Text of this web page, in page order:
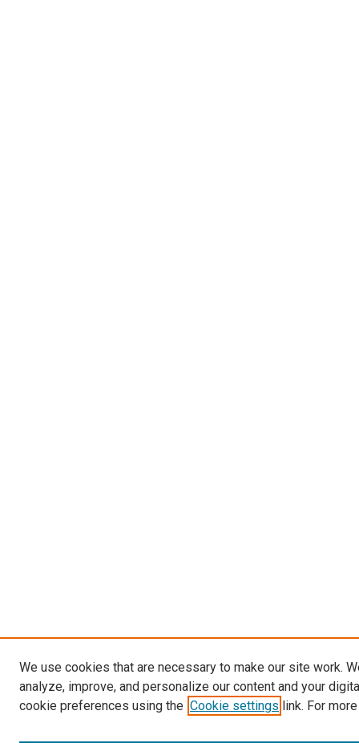
We use cookies that are necessary to make our site work.
analyze, improve, and personalize our content and your
cookie preferences using the Cookie settings link. For